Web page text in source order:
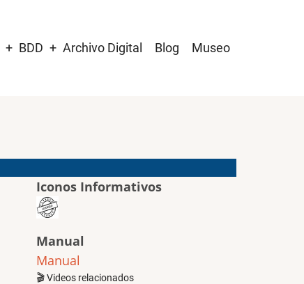
BDD Archivo Digital Blog Museo
Iconos Informativos
Manual
Manual
🎬 Videos relacionados